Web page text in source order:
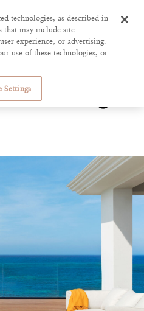
technologies, as described in
that may include site
experience, or advertising.
use of these technologies, or
Settings